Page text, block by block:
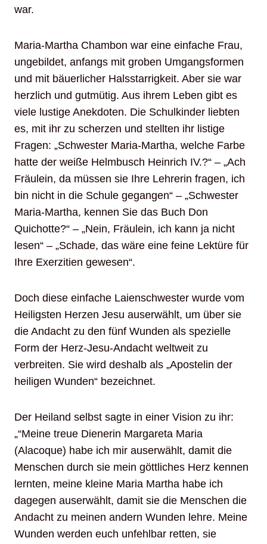
war.
Maria-Martha Chambon war eine einfache Frau,
ungebildet, anfangs mit groben Umgangsformen
und mit bäuerlicher Halsstarrigkeit. Aber sie war
herzlich und gutmütig. Aus ihrem Leben gibt es
viele lustige Anekdoten. Die Schulkinder liebten
es, mit ihr zu scherzen und stellten ihr listige
Fragen: „Schwester Maria-Martha, welche Farbe
hatte der weiße Helmbusch Heinrich IV.?“ – „Ach
Fräulein, da müssen sie Ihre Lehrerin fragen, ich
bin nicht in die Schule gegangen“ – „Schwester
Maria-Martha, kennen Sie das Buch Don
Quichotte?“ – „Nein, Fräulein, ich kann ja nicht
lesen“ – „Schade, das wäre eine feine Lektüre für
Ihre Exerzitien gewesen“.
Doch diese einfache Laienschwester wurde vom
Heiligsten Herzen Jesu auserwählt, um über sie
die Andacht zu den fünf Wunden als spezielle
Form der Herz-Jesu-Andacht weltweit zu
verbreiten. Sie wird deshalb als „Apostelin der
heiligen Wunden“ bezeichnet.
Der Heiland selbst sagte in einer Vision zu ihr:
„“Meine treue Dienerin Margareta Maria
(Alacoque) habe ich mir auserwählt, damit die
Menschen durch sie mein göttliches Herz kennen
lernten, meine kleine Maria Martha habe ich
dagegen auserwählt, damit sie die Menschen die
Andacht zu meinen andern Wunden lehre. Meine
Wunden werden euch unfehlbar retten, sie